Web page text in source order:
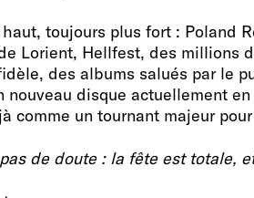
toujours plus fort : Poland
Lorient, Hellfest, des millions
des albums salués par le
nouveau disque actuellement
comme un tournant majeur
de doute : la fête est totale,